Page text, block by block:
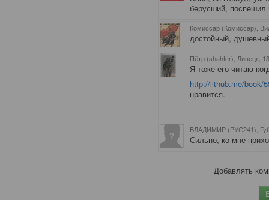
берусший, поспешил
Комиссар (Комиссар),
достойный,
Пётр (shahter), Липецк ,
Я тоже его читаю
http://lithub.me/book/
нравится.
ВЛАДИМИР (РУС241),
Сильно, ко мне
Добавлять